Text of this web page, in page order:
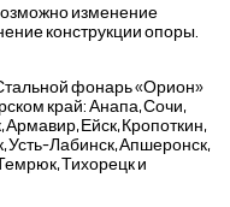
изменение
конструкции опоры.
фонарь «Орион»
край: Анапа, Сочи,
Ейск, Кропоткин,
Усть-Лабинск, Апшеронск,
Тихорецк и